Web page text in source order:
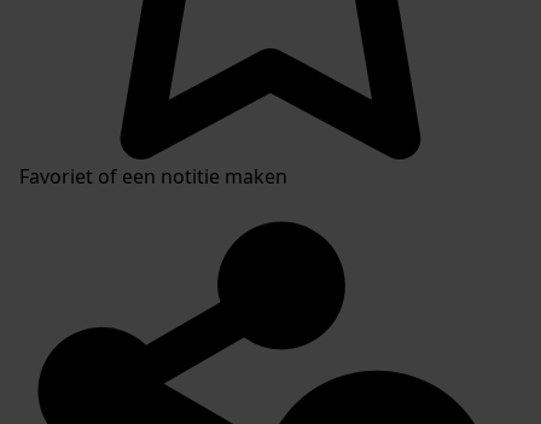
Favoriet of een notitie maken